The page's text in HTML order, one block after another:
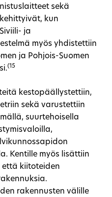
sekä
kun
ja
myös yhdistettiin
ja Pohjois-Suomen
(15
kestopäällystettiin,
sekä varustettiin
suurtehoisella
Kentille myös lisättiin
että kiitoteiden
rakennusten välille